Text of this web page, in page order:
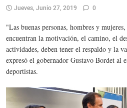
Jueves, Junio 27, 2019 0
"Las buenas personas, hombres y
encuentran la motivación, el camino, el
actividades, deben tener el respaldo y la
expresó el gobernador Gustavo Bordet al
deportistas.